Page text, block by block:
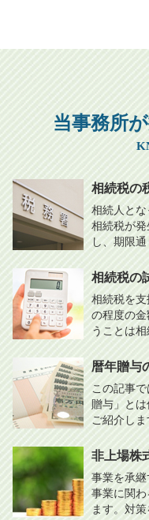
当事務所
相続税の
相続人と
相続税が
し、期限
相続税の
相続税を
の程度の
うことは
暦年贈与
この記事
贈与」と
ご紹介し
非上場株
事業を承
事業に関
ます。対